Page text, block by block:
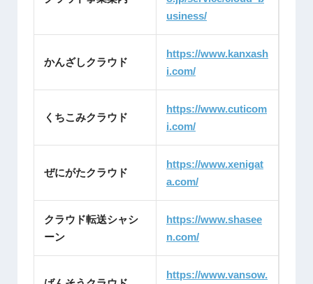
usiness/
かんざしクラウド
https://www.kanxash
i.com/
くちこみクラウド
https://www.cuticom
i.com/
ぜにがたクラウド
https://www.xenigat
a.com/
クラウド転送シャシ
ーン
https://www.shasee
n.com/
https://www.vansow.